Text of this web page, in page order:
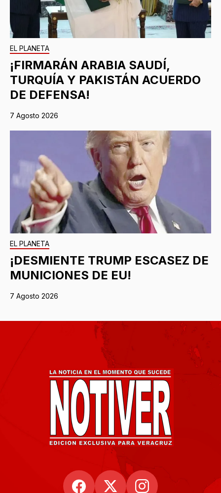
EL PLANETA
¡FIRMARÁN ARABIA SAUDÍ,
TURQUÍA Y PAKISTÁN ACUERDO
DE DEFENSA!
7 Agosto 2026
EL PLANETA
¡DESMIENTE TRUMP ESCASEZ DE
MUNICIONES DE EU!
7 Agosto 2026